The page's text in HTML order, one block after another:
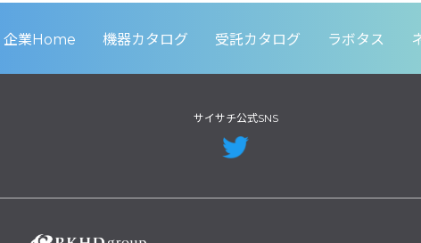
企業Home 機器カタログ 受託カタログ ラボタス
サイサチ公式SNS